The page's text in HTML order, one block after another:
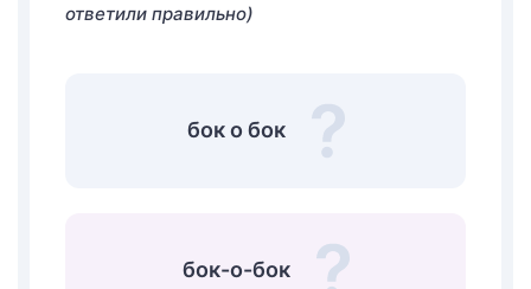
ответили правильно)
бок о бок
бок-о-бок